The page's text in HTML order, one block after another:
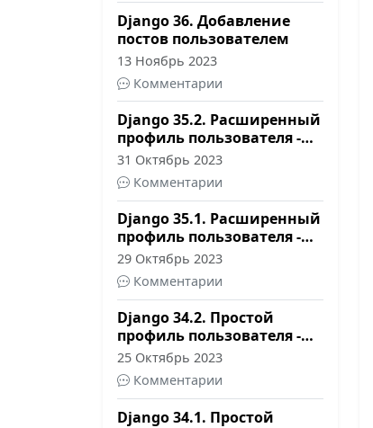
Django 36. Добавление
постов пользователем
13 Ноябрь 2023
Комментарии
Django 35.2. Расширенный
профиль пользователя -
форма и шаблон
31 Октябрь 2023
Комментарии
Django 35.1. Расширенный
профиль пользователя -
модель и сигналы
29 Октябрь 2023
Комментарии
Django 34.2. Простой
профиль пользователя -
страница настроек
25 Октябрь 2023
Комментарии
Django 34.1. Простой